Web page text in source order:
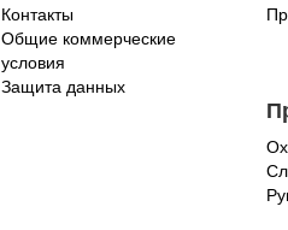
Контакты
Общие коммерческие
условия
Защита данных